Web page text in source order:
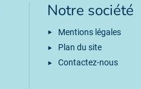
Notre société
Mentions légales
Plan du site
Contactez-nous